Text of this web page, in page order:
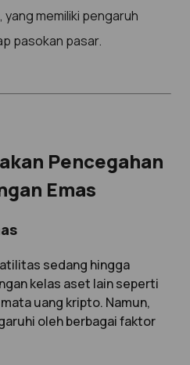
yang memiliki pengaruh
pasokan pasar.
Pencegahan
Emas
sedang hingga
kelas aset lain seperti
uang kripto. Namun,
oleh berbagai faktor